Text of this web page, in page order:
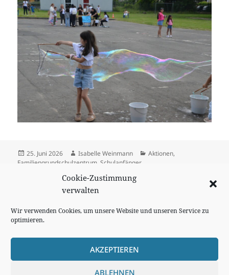
Cookie-Zustimmung
verwalten
Wir verwenden Cookies, um unsere Website und unseren Service zu
optimieren.
AKZEPTIEREN
ABLEHNEN
Veröffentlicht
am
25. Juni 2026 Autor
Isabelle Weinmann Kategorien
Aktionen,
Familiengrundschulzentrum ,Schulanfänger
Beitragsnavigation
Beitrag:
Nächster
Zu Fuß zur Schule